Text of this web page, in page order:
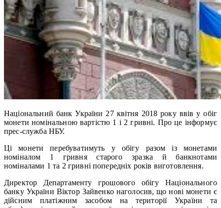
Національний банк України 27 квітня 2018 року ввів у обіг
монети номінальною вартістю 1 і 2 гривні. Про це інформує
прес-служба НБУ.
Ці монети перебуватимуть у обігу разом із монетами
номіналом 1 гривня старого зразка й банкнотами
номіналами 1 та 2 гривні попередніх років виготовлення.
Директор Департаменту грошового обігу Національного
банку України Віктор Зайвенко наголосив, що нові монети є
дійсним платіжним засобом на території України та